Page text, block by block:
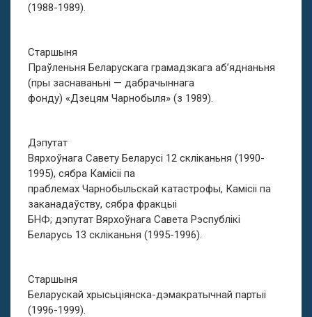
(1988-1989).
Старшыня
Праўленьня Беларускага грамадзкага аб’яднаньня
(пры заснаваньні — дабрачыннага
фонду) «Дзецям Чарнобыля» (з 1989).
Дэпутат
Вярхоўнага Савету Беларусі 12 скліканьня (1990-
1995), сябра Камісіі па
праблемах Чарнобыльскай катастрофы, Камісіі па
заканадаўству, сябра фракцыі
БНФ; дэпутат Вярхоўнага Савета Рэспублікі
Беларусь 13 скліканьня (1995-1996).
Старшыня
Беларускай хрысьціянска-дэмакратычнай партыі
(1996-1999).